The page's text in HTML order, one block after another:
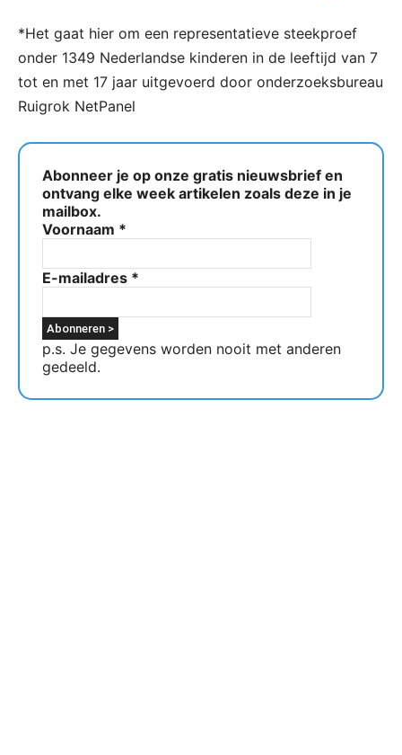
*Het gaat hier om een representatieve steekproef
onder 1349 Nederlandse kinderen in de leeftijd van 7
tot en met 17 jaar uitgevoerd door onderzoeksbureau
Ruigrok NetPanel
Abonneer je op onze gratis nieuwsbrief en
ontvang elke week artikelen zoals deze in je
mailbox.
Voornaam *
E-mailadres *
p.s. Je gegevens worden nooit met anderen
gedeeld.